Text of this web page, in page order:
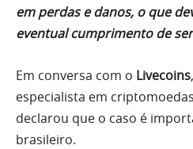
em perdas e danos, o que
eventual cumprimento de
Em conversa com o Livecoins
especialista em criptomoedas
declarou que o caso é
brasileiro.